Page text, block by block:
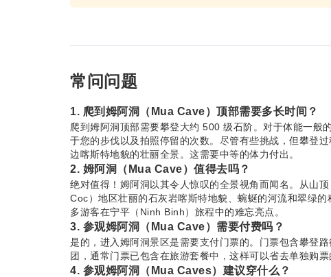
常问问题
1. 爬到姆阿洞（Mua Cave）顶部需要多长时间？
爬到姆阿洞顶部需要攀登大约 500 级石阶。对于体能一
于您的步伐以及拍照停留的次数。尽管有些挑战，但攀登
边喀斯特地貌的壮丽全景。这需要中等的体力付出。
2. 姆阿洞（Mua Cave）值得去吗？
绝对值得！姆阿洞以其令人惊叹的全景视角而闻名。从山
Coc）地区壮丽的石灰岩喀斯特地貌、蜿蜒的河流和翠绿
多游客在宁平（Ninh Binh）旅程中的难忘亮点。
3. 参观姆阿洞（Mua Cave）需要付费吗？
是的，进入姆阿洞景区是需要支付门票的。门票包含攀登
团，通常门票已包含在旅游套餐中，这样可以省去单独购
4. 参观姆阿洞（Mua Caves）建议穿什么？